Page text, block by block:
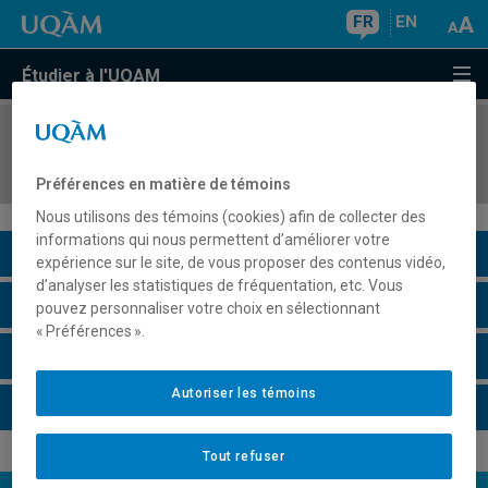
FR EN
Étudier à l'UQAM
COURS//
Description du cours
Horaire - Été 2026
Préférences en matière de témoins
Nous utilisons des témoins (cookies) afin de collecter des
informations qui nous permettent d’améliorer votre
expérience sur le site, de vous proposer des contenus vidéo,
d’analyser les statistiques de fréquentation, etc. Vous
pouvez personnaliser votre choix en sélectionnant
« Préférences ».
Tout refuser
Autoriser les témoins